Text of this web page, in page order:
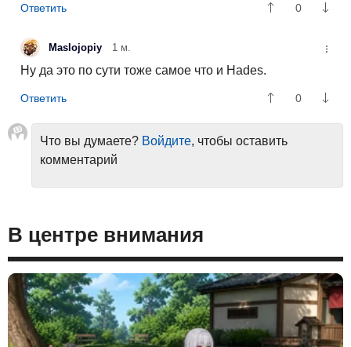
0
Maslojopiy 1 м.
Ну да это по сути тоже самое что и Hades.
0
Что вы думаете? Войдите, чтобы оставить
комментарий
В центре внимания